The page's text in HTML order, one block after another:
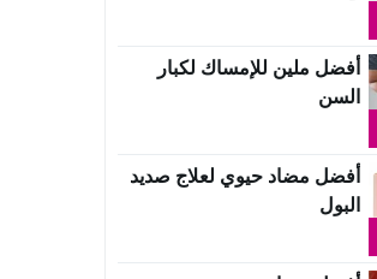
أفضل ملين للإمساك لكبار
السن
أفضل مضاد حيوي لعلاج صديد
البول